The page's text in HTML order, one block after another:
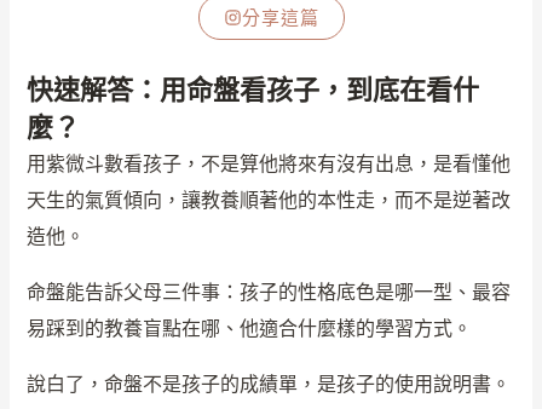
分享這篇
快速解答：用命盤看孩子，到底在看什
麼？
用紫微斗數看孩子，不是算他將來有沒有出息，是看懂他
天生的氣質傾向，讓教養順著他的本性走，而不是逆著改
造他。
命盤能告訴父母三件事：孩子的性格底色是哪一型、最容
易踩到的教養盲點在哪、他適合什麼樣的學習方式。
說白了，命盤不是孩子的成績單，是孩子的使用說明書。